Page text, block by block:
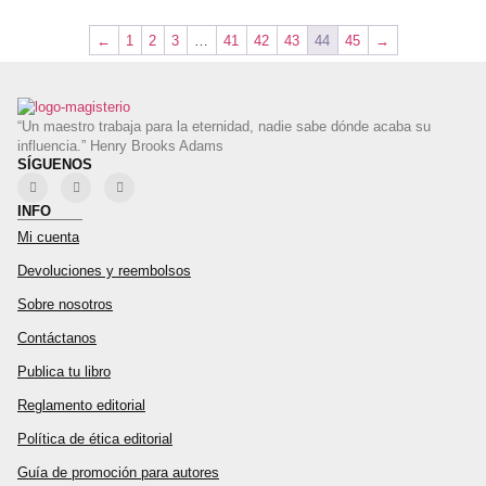
← 1 2 3 41 42 43 44 45 →
“Un maestro trabaja para la eternidad, nadie sabe dónde acaba su
influencia.” Henry Brooks Adams
SÍGUENOS
INFO
Mi cuenta
Devoluciones y reembolsos
Sobre nosotros
Contáctanos
Publica tu libro
Reglamento editorial
Política de ética editorial
Guía de promoción para autores